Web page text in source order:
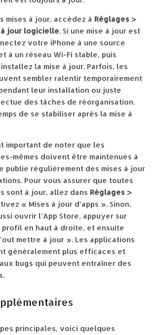
mises à jour, accédez à Réglages >
à jour logicielle. Si une mise à jour est
votre iPhone à une source
à un réseau Wi-Fi stable, puis
la mise à jour. Parfois, les
sembler ralentir temporairement
leur installation ou juste
des tâches de réorganisation.
de se stabiliser après la mise à
important de noter que les
mêmes doivent être maintenues à
publie régulièrement des mises à jour
Pour vous assurer que toutes
sont à jour, allez dans Réglages >
« Mises à jour d’apps ». Sinon,
ouvrir l’App Store, appuyer sur
en haut à droite, et ensuite
mettre à jour ». Les applications
généralement plus efficaces et
bugs qui peuvent entraîner des
principales, voici quelques